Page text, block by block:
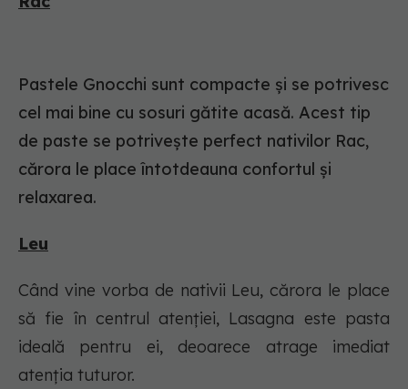
Pastele Gnocchi sunt compacte și se potrivesc
cel mai bine cu sosuri gătite acasă. Acest tip
de paste se potrivește perfect nativilor Rac,
cărora le place întotdeauna confortul și
relaxarea.
Leu
Când vine vorba de nativii Leu, cărora le place
să fie în centrul atenției, Lasagna este pasta
ideală pentru ei, deoarece atrage imediat
atenția tuturor.